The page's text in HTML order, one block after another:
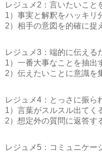
レジュメ2：言いたいこと
1）事実と解釈をハッキリ
2）相手の意図を的確に捉
レジュメ3：端的に伝える
1）一番大事なことを抽出
2）伝えたいことに意識を
レジュメ4：とっさに振ら
1）言葉がスルスル出てく
2）想定外の質問に返答す
レジュメ5：コミュニケー